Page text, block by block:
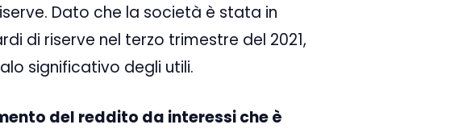
Dato che la società è stata in
di riserve nel terzo trimestre del 2021,
significativo degli utili.
del reddito da interessi che è